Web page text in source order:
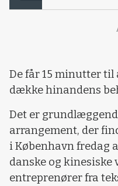
De får 15 minutter til
dække hinandens
Det er
arrangement, der
i København fredag
danske og kinesiske
entreprenører fra